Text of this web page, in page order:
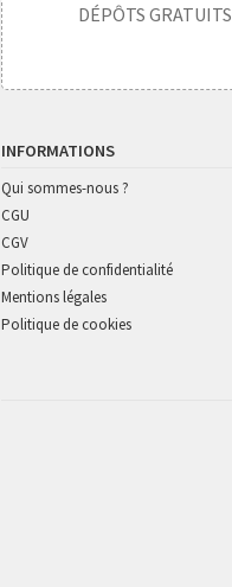
DÉPÔTS GRATUITS
INFORMATIONS
Qui sommes-nous ?
CGU
CGV
Politique de confidentialité
Mentions légales
Politique de cookies